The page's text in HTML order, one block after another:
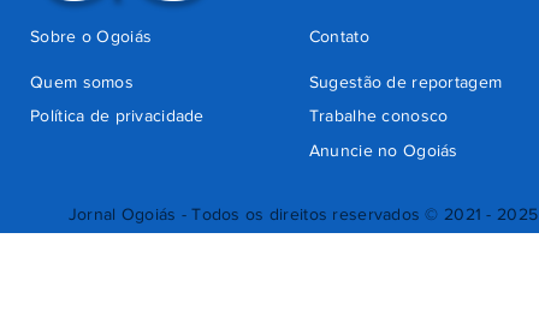
Jornal Ogoiás - Todos os direitos reservados © 2021 - 2025
Quem somos
Sugestão de reportagem
Trabalhe conosco
Política de privacidade
Anuncie no Ogoiás
Contato
Sobre o Ogoiás